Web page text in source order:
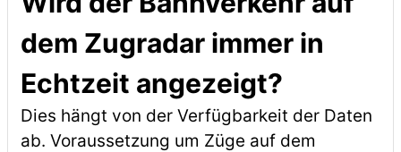
dem Zugradar immer in
Echtzeit angezeigt?
Dies hängt von der Verfügbarkeit der Daten
ab. Voraussetzung um Züge auf dem